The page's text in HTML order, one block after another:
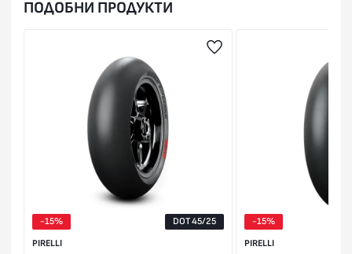
поръчка пристига с опция “Преглед и тест”, без
значение на каква стойност и от колко артикула се
състои тя. Това Ви дава възможност да пробвате и
добиете по-ясна представа за продукта в момента на
получаването му. В случай, че не Ви стане или не го
харесате, можете да го откажете веднага на куриера.
Стойността на поръчката се заплаща на куриера в брой
или на ПОС терминал при получаване на пратката
(наложен платеж),или предварително на сайта ни с
Вашата банкова карта.
ПОДОБНИ ПРОДУКТИ
-15%
DOT 45/25
PIRELLI
-15%
PIRELLI